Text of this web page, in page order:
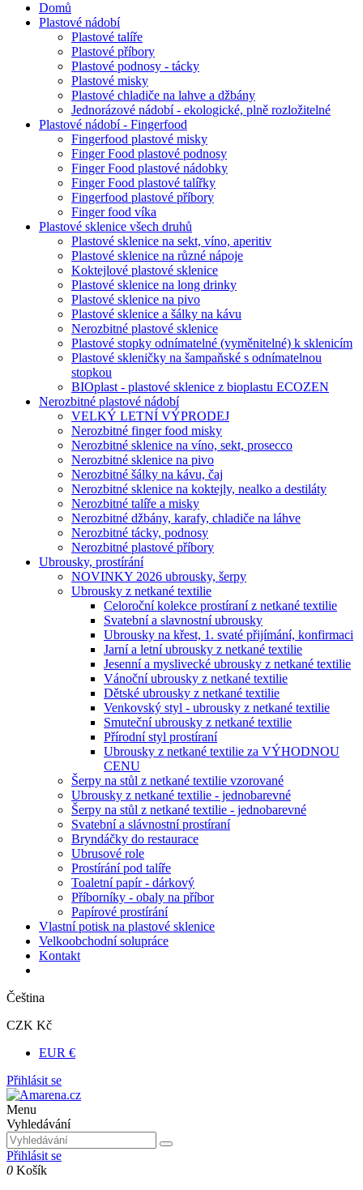
Domů
Plastové nádobí
Plastové talíře
Plastové příbory
Plastové podnosy - tácky
Plastové misky
Plastové chladiče na lahve a džbány
Jednorázové nádobí - ekologické, plně rozložitelné
Plastové nádobí - Fingerfood
Fingerfood plastové misky
Finger Food plastové podnosy
Finger Food plastové nádobky
Finger Food plastové talířky
Fingerfood plastové příbory
Finger food víka
Plastové sklenice všech druhů
Plastové sklenice na sekt, víno, aperitiv
Plastové sklenice na různé nápoje
Koktejlové plastové sklenice
Plastové sklenice na long drinky
Plastové sklenice na pivo
Plastové sklenice a šálky na kávu
Nerozbitné plastové sklenice
Plastové stopky odnímatelné (vyměnitelné) k sklenicím
Plastové skleničky na šampaňské s odnímatelnou
stopkou
BIOplast - plastové sklenice z bioplastu ECOZEN
Nerozbitné plastové nádobí
VELKÝ LETNÍ VÝPRODEJ
Nerozbitné finger food misky
Nerozbitné sklenice na víno, sekt, prosecco
Nerozbitné sklenice na pivo
Nerozbitné šálky na kávu, čaj
Nerozbitné sklenice na koktejly, nealko a destiláty
Nerozbitné talíře a misky
Nerozbitné džbány, karafy, chladiče na láhve
Nerozbitné tácky, podnosy
Nerozbitné plastové příbory
Ubrousky, prostírání
NOVINKY 2026 ubrousky, šerpy
Ubrousky z netkané textilie
Celoroční kolekce prostíraní z netkané textilie
Svatební a slavnostní ubrousky
Ubrousky na křest, 1. svaté přijímání, konfirmaci
Jarní a letní ubrousky z netkané textilie
Jesenní a myslivecké ubrousky z netkané textilie
Vánoční ubrousky z netkané textilie
Dětské ubrousky z netkané textilie
Venkovský styl - ubrousky z netkané textilie
Smuteční ubrousky z netkané textilie
Přírodní styl prostíraní
Ubrousky z netkané textilie za VÝHODNOU
CENU
Šerpy na stůl z netkané textilie vzorované
Ubrousky z netkané textilie - jednobarevné
Šerpy na stůl z netkané textilie - jednobarevné
Svatební a slávnostní prostíraní
Bryndáčky do restaurace
Ubrusové role
Prostírání pod talíře
Toaletní papír - dárkový
Příborníky - obaly na příbor
Papírové prostírání
Vlastní potisk na plastové sklenice
Velkoobchodní solupráce
Kontakt
Čeština
CZK Kč
EUR €
Přihlásit se
Menu
Vyhledávání
Přihlásit se
0 Košík